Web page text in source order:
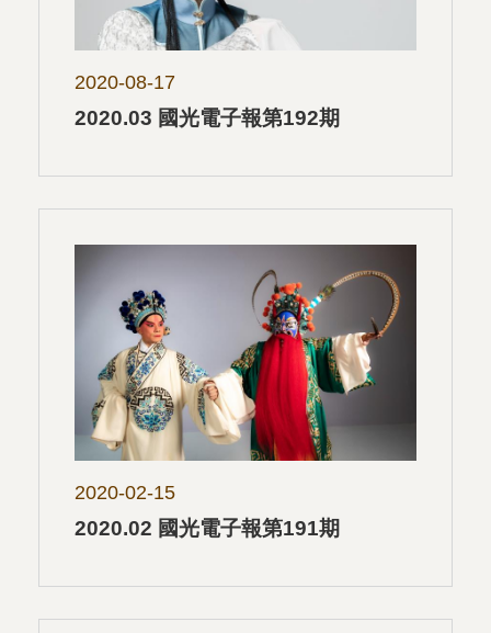
2020.03 國光電子報第192期
2020-08-17
2020.02 國光電子報第191期
2020-02-15